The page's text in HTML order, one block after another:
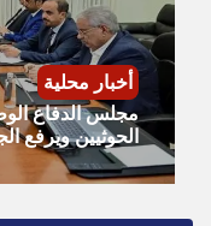
أخبار محلية
مجلس الدفاع
الحوثيين ويرفع